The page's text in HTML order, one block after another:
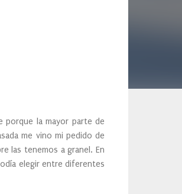
porque la mayor parte de
me vino mi pedido de
las tenemos a granel. En
elegir entre diferentes